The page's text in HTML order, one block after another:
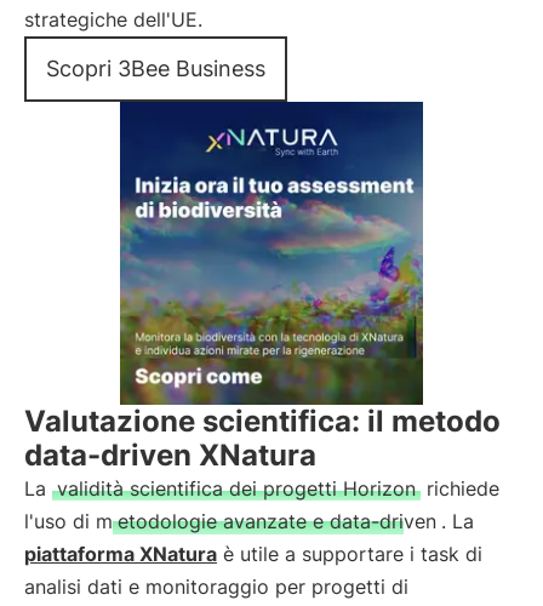
strategiche dell'UE.
Scopri 3Bee Business
Valutazione scientifica: il metodo
data-driven XNatura
La validità scientifica dei progetti Horizon richiede
l'uso di m etodologie avanzate e data-driven . La
piattaforma XNatura è utile a supportare i task di
analisi dati e monitoraggio per progetti di